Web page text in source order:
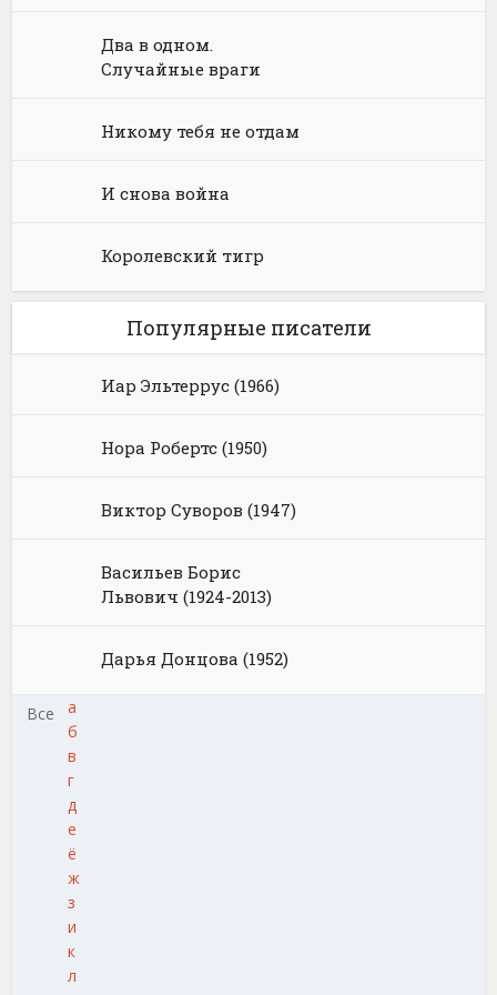
Два в одном.
Случайные враги
Никому тебя не отдам
И снова война
Королевский тигр
Популярные писатели
Иар Эльтеррус (1966)
Нора Робертс (1950)
Виктор Суворов (1947)
Васильев Борис
Львович (1924-2013)
Дарья Донцова (1952)
Все
а
б
в
г
д
е
ё
ж
з
и
к
л